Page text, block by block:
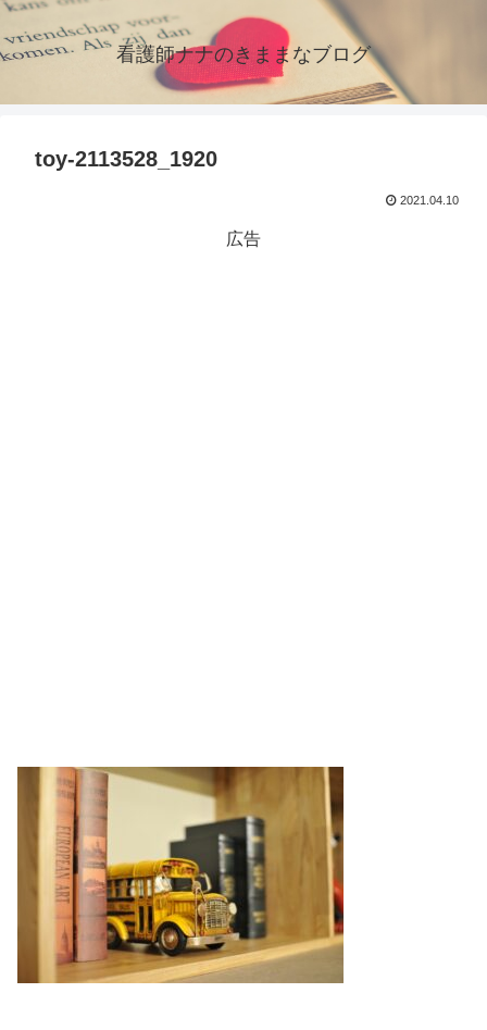
看護師ナナのきままなブログ
toy-2113528_1920
2021.04.10
広告